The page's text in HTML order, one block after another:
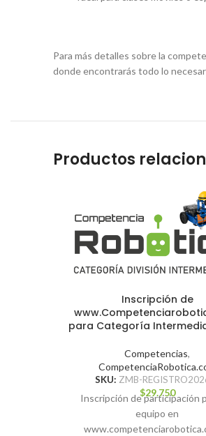
Para más detalles sobre la
donde encontrarás todo lo
Productos
Inscripción de
para Categoría
Competencias,
SKU: ZMB-
$29.750
Inscripción de participación
equipo en